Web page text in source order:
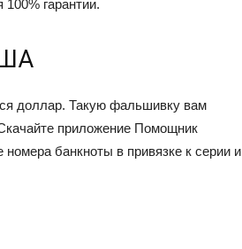
гарантии.
доллар. Такую фальшивку вам
приложение Помощник
банкноты в привязке к серии и